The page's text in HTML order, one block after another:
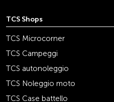
TCS Shops
TCS Microcorner
TCS Campeggi
TCS autonoleggio
TCS Noleggio moto
TCS Case battello